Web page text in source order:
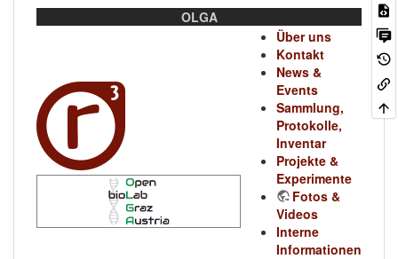
OLGA
Über uns
Kontakt
News &
Events
Sammlung,
Protokolle,
Inventar
Projekte &
Experimente
Fotos &
Videos
Interne
Informationen